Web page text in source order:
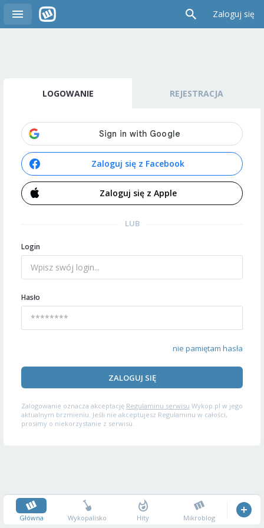
Zaloguj się
LOGOWANIE REJESTRACJA
Zaloguj się z Facebook
Zaloguj się z Apple
LUB
Login
Hasło
nie pamiętam hasła
ZALOGUJ SIĘ
Zalogowanie oznacza akceptację Regulaminu serwisu Wykop.pl w jego
aktualnym brzmieniu. Jeśli nie akceptujesz Regulaminu w całości,
prosimy o niekorzystanie z serwisu.
Główna Wykopalisko Hity Mikroblog